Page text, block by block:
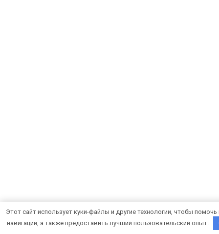
Этот сайт использует куки-файлы и другие технологии, чтобы
навигации, а также предоставить лучший пользовательский опыт.